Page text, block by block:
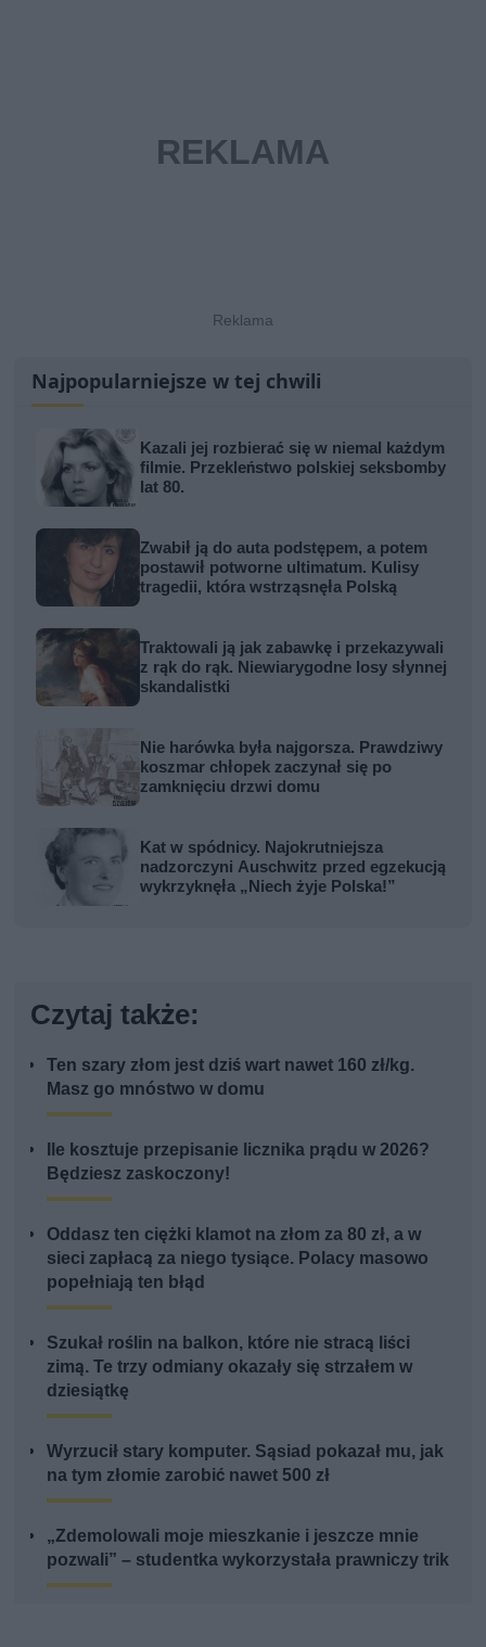
Najpopularniejsze w tej chwili
Kazali jej rozbierać się w niemal każdym
filmie. Przekleństwo polskiej seksbomby
lat 80.
Zwabił ją do auta podstępem, a potem
postawił potworne ultimatum. Kulisy
tragedii, która wstrząsnęła Polską
Traktowali ją jak zabawkę i przekazywali
z rąk do rąk. Niewiarygodne losy słynnej
skandalistki
Nie harówka była najgorsza. Prawdziwy
koszmar chłopek zaczynał się po
zamknięciu drzwi domu
Kat w spódnicy. Najokrutniejsza
nadzorczyni Auschwitz przed egzekucją
wykrzyknęła „Niech żyje Polska!”
Czytaj także:
Ten szary złom jest dziś wart nawet 160 zł/kg.
Masz go mnóstwo w domu
Ile kosztuje przepisanie licznika prądu w 2026?
Będziesz zaskoczony!
Oddasz ten ciężki klamot na złom za 80 zł, a w
sieci zapłacą za niego tysiące. Polacy masowo
popełniają ten błąd
Szukał roślin na balkon, które nie stracą liści
zimą. Te trzy odmiany okazały się strzałem w
dziesiątkę
Wyrzucił stary komputer. Sąsiad pokazał mu, jak
na tym złomie zarobić nawet 500 zł
„Zdemolowali moje mieszkanie i jeszcze mnie
pozwali” – studentka wykorzystała prawniczy trik